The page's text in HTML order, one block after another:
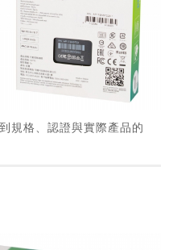
規格、認證與實際產品的